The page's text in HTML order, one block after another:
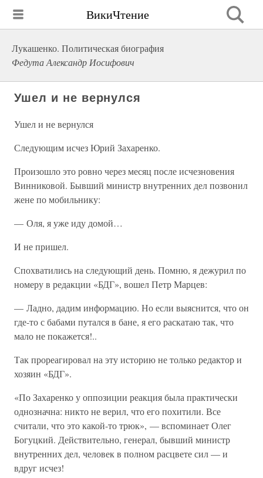
ВикиЧтение
Лукашенко. Политическая биография
Федута Александр Иосифович
Ушел и не вернулся
Ушел и не вернулся
Следующим исчез Юрий Захаренко.
Произошло это ровно через месяц после исчезновения
Винниковой. Бывший министр внутренних дел позвонил
жене по мобильнику:
— Оля, я уже иду домой…
И не пришел.
Спохватились на следующий день. Помню, я дежурил по
номеру в редакции «БДГ», вошел Петр Марцев:
— Ладно, дадим информацию. Но если выяснится, что он
где-то с бабами путался в бане, я его раскатаю так, что
мало не покажется!..
Так прореагировал на эту историю не только редактор и
хозяин «БДГ».
«По Захаренко у оппозиции реакция была практически
однозначна: никто не верил, что его похитили. Все
считали, что это какой-то трюк», — вспоминает Олег
Богуцкий. Действительно, генерал, бывший министр
внутренних дел, человек в полном расцвете сил — и
вдруг исчез!